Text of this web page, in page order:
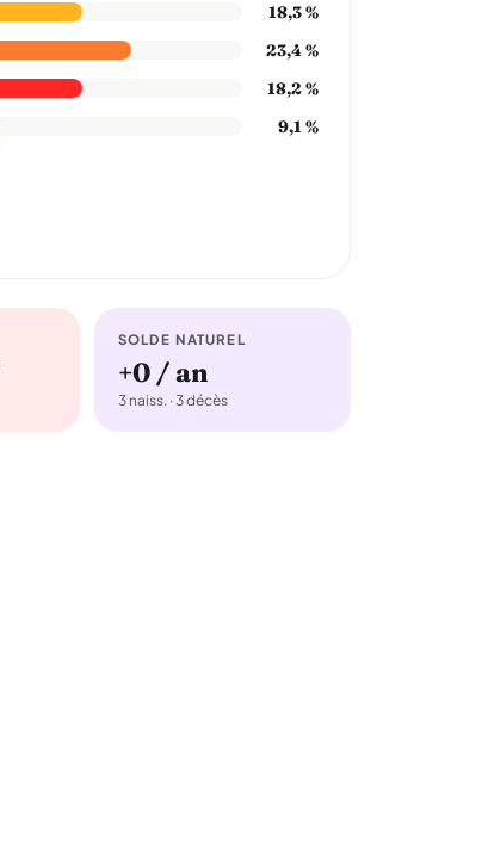
18,3 %
23,4 %
18,2 %
9,1 %
SOLDE NATUREL
+0 / an
3 naiss. · 3 décès